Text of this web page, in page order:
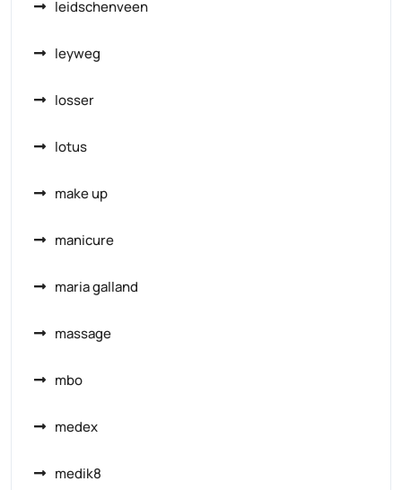
leidschenveen
leyweg
losser
lotus
make up
manicure
maria galland
massage
mbo
medex
medik8